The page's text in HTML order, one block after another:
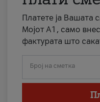
Платете ја Вашата
Мојот А1, само
фактурата што
Број на сметка